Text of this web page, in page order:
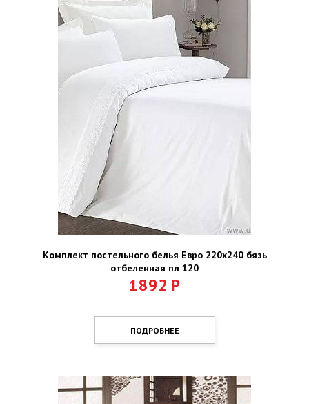
Комплект постельного белья Евро 220х240 бязь
отбеленная пл 120
1892 Р
ПОДРОБНЕЕ